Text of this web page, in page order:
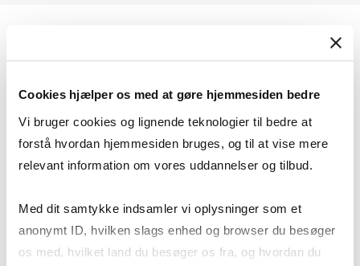
Cookies hjælper os med at gøre hjemmesiden bedre
Vi bruger cookies og lignende teknologier til bedre at
forstå hvordan hjemmesiden bruges, og til at vise mere
relevant information om vores uddannelser og tilbud.
Med dit samtykke indsamler vi oplysninger som et
anonymt ID, hvilken slags enhed og browser du besøger
os med, hvilket land du besøger os fra, og hvordan du
Geopolitik og businesssikkerhed
navigerer man som virksomhed?